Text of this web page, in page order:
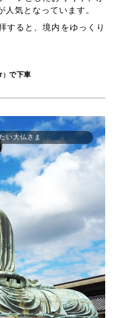
気となっています。
すると、境内をゆっくり
）で下車
い大仏さま